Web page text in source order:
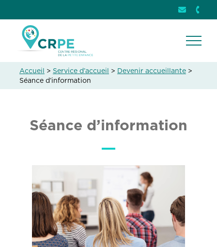
Envoyer
+32
Accueil > Service d’accueil > Devenir accueillante >
Séance d’information
Séance d’information